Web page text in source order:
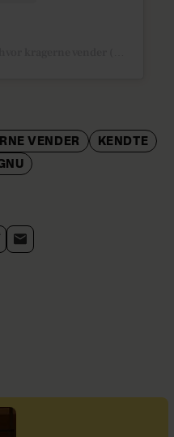
VENDER
KENDTE